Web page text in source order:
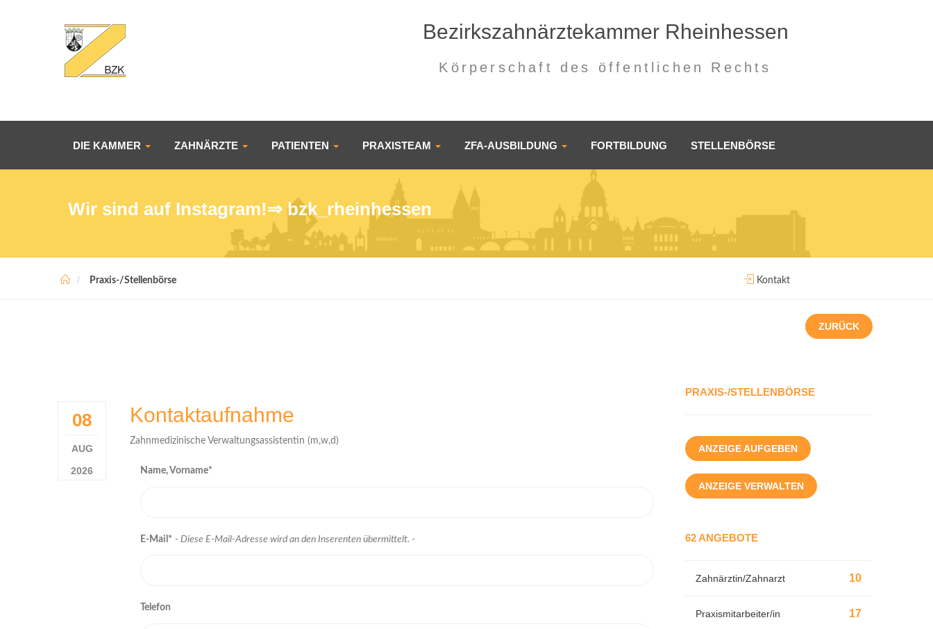
Bezirkszahnärztekammer Rheinhessen
Körperschaft des öffentlichen Rechts
DIE KAMMER ZAHNÄRZTE PATIENTEN PRAXISTEAM ZFA-AUSBILDUNG FORTBILDUNG STELLENBÖRSE
Wir sind auf Instagram!⇒ bzk_rheinhessen
Praxis-/Stellenbörse Kontakt
ZURÜCK
08
AUG
2026
Kontaktaufnahme
Zahnmedizinische Verwaltungsassistentin (m,w,d)
Name, Vorname*
E-Mail* - Diese E-Mail-Adresse wird an den Inserenten übermittelt. -
Telefon
PRAXIS-/STELLENBÖRSE
ANZEIGE AUFGEBEN
ANZEIGE VERWALTEN
62 ANGEBOTE
Zahnärztin/Zahnarzt 10
Praxismitarbeiter/in 17